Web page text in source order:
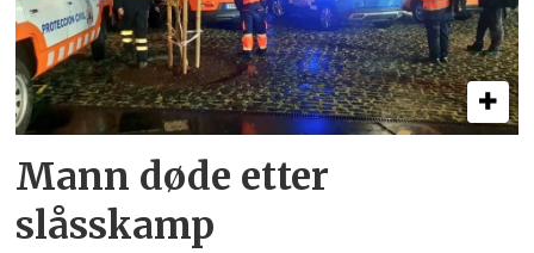
Mann døde etter
slåsskamp